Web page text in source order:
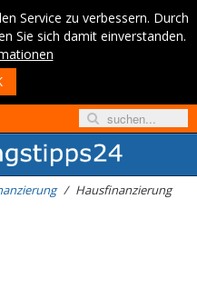
Service zu verbessern. Durch
Sie sich damit einverstanden.
Hausfinanzierung